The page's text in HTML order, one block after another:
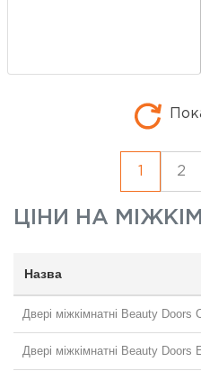
2
ЦІНИ НА
Назва
Двері міжкімнатні Beauty Doors
Двері міжкімнатні Beauty Doors